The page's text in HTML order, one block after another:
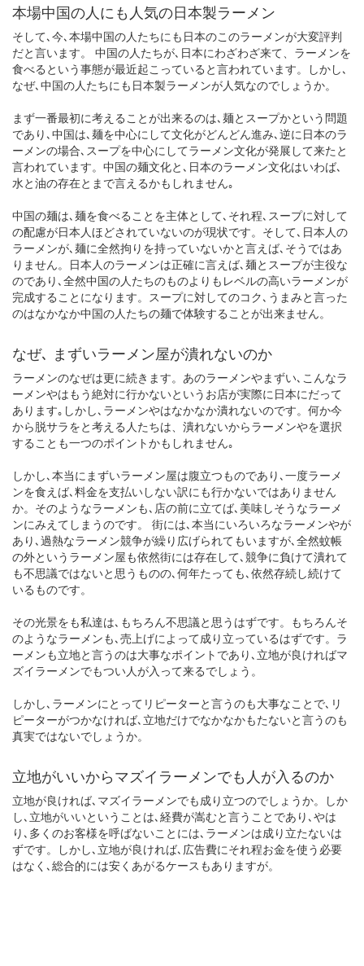
本場中国の人にも人気の日本製ラーメン
そして､今､本場中国の人たちにも日本のこのラーメンが大変評判
だと言います。 中国の人たちが､日本にわざわざ来て、ラーメンを
食べるという事態が最近起こっていると言われています。しかし､
なぜ､中国の人たちにも日本製ラーメンが人気なのでしょうか。
まず一番最初に考えることが出来るのは､麺とスープかという問題
であり､中国は､麺を中心にして文化がどんどん進み､逆に日本のラ
ーメンの場合､スープを中心にしてラーメン文化が発展して来たと
言われています。中国の麺文化と､日本のラーメン文化はいわば､
水と油の存在とまで言えるかもしれません｡
中国の麺は､麺を食べることを主体として､それ程､スープに対して
の配慮が日本人ほどされていないのが現状です。そして､日本人の
ラーメンが､麺に全然拘りを持っていないかと言えば､そうではあ
りません。日本人のラーメンは正確に言えば､麺とスープが主役な
のであり､全然中国の人たちのものよりもレベルの高いラーメンが
完成することになります。スープに対してのコク､うまみと言った
のはなかなか中国の人たちの麺で体験することが出来ません。
なぜ､ まずいラーメン屋が潰れないのか
ラーメンのなぜは更に続きます。あのラーメンやまずい､こんなラ
ーメンやはもう絶対に行かないというお店が実際に日本にだって
あります｡しかし､ラーメンやはなかなか潰れないのです。何か今
から脱サラをと考える人たちは、潰れないからラーメンやを選択
することも一つのポイントかもしれません｡
しかし､本当にまずいラーメン屋は腹立つものであり､一度ラーメ
ンを食えば､料金を支払いしない訳にも行かないではありません
か。そのようなラーメンも､店の前に立てば､美味しそうなラーメ
ンにみえてしまうのです。 街には､本当にいろいろなラーメンやが
あり､過熱なラーメン競争が繰り広げられてもいますが､全然蚊帳
の外というラーメン屋も依然街には存在して､競争に負けて潰れて
も不思議ではないと思うものの､何年たっても､依然存続し続けて
いるものです。
その光景をも私達は､もちろん不思議と思うはずです。もちろんそ
のようなラーメンも､売上げによって成り立っているはずです。ラ
ーメンも立地と言うのは大事なポイントであり､立地が良ければマ
ズイラーメンでもつい人が入って来るでしょう。
しかし､ラーメンにとってリピーターと言うのも大事なことで､リ
ピーターがつかなければ､立地だけでなかなかもたないと言うのも
真実ではないでしょうか。
立地がいいからマズイラーメンでも人が入るのか
立地が良ければ､マズイラーメンでも成り立つのでしょうか。しか
し､立地がいいということは､経費が嵩むと言うことであり､やは
り､多くのお客様を呼ばないことには､ラーメンは成り立たないは
ずです。しかし､立地が良ければ､広告費にそれ程お金を使う必要
はなく､総合的には安くあがるケースもありますが。